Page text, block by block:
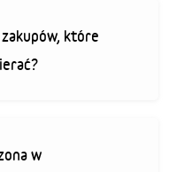
które
w